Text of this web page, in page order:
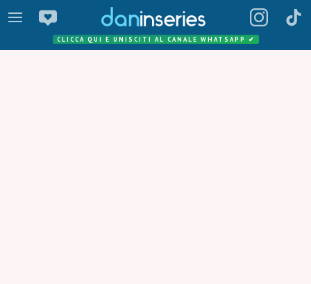
CLICCA QUI E UNISCITI AL CANALE WHATSAPP ✔